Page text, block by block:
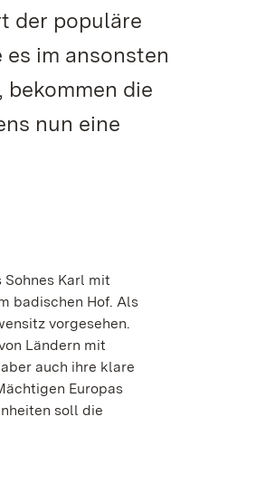
der populäre
im ansonsten
die
nun eine
Karl mit
badischen Hof. Als
vorgesehen.
Ländern mit
auch ihre klare
Europas
soll die